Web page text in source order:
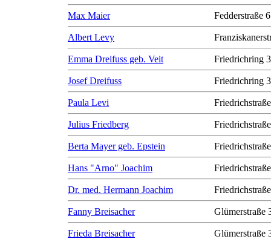
Max Maier Fedderstraße 6
Albert Levy
Emma Dreifuss geb. Veit Friedrichring
Josef Dreifuss Friedrichring
Paula Levi
Julius Friedberg
Berta Mayer geb. Epstein
Hans "Arno" Joachim
Dr. med. Hermann Joachim
Fanny Breisacher Glümerstraße
Frieda Breisacher Glümerstraße